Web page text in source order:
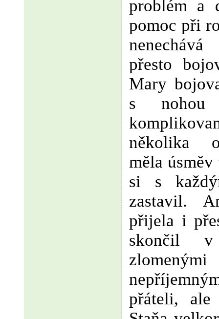
problém a
pomoc při
nenechává
přesto
Mary
s
několika
měla
si s
zastavil.
přijela i
skončil
přáteli,